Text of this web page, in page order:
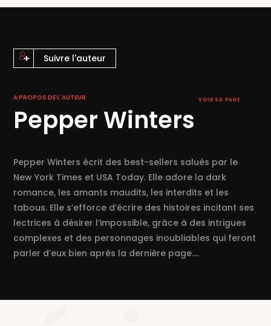
« Pepper Winters nous livre un roman d’une fraîcheur nouvelle.
book
« Une intrigue brute et sans concessions qui vous tiendra en
haleine du début à la fin ! »
« Un incontournable du genre !Crime et Expiationest addictif,
puissant et imprévisible. » Booklovers For Life
« Une romance croustillante et aux scènes torrides. Impossible
de ne pas se laisser emporter dans le monde original et explosif
de Pepper Winters. »romance.io
Suivre l'auteur
A PROPOS DE L'AUTEUR VOIR SA PAGE
Pepper Winters
Pepper Winters écrit des best-sellers salués par le
New York Times et USA Today. Elle adore la dark
romance, les amants maudits, les interdits et les
tabous. Elle s’efforce d’écrire des histoires incitant ses
lectrices à désirer l’impossible, grâce à des intrigues
complexes et des personnages inoubliables qui feront
parler d’eux bien après la dernière page....